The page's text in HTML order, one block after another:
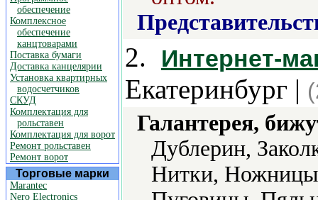
обеспечение
Комплексное
обеспечение
канцтоварами
Поставка бумаги
Доставка канцелярии
Установка квартирных
водосчетчиков
СКУД
Комплектация для
рольставен
Комплектация для ворот
Ремонт рольставен
Ремонт ворот
Торговые марки
Marantec
Nero Electronics
2. Интернет-
Екатеринбург |
Галантерея,
Дублерин,
Нитки,